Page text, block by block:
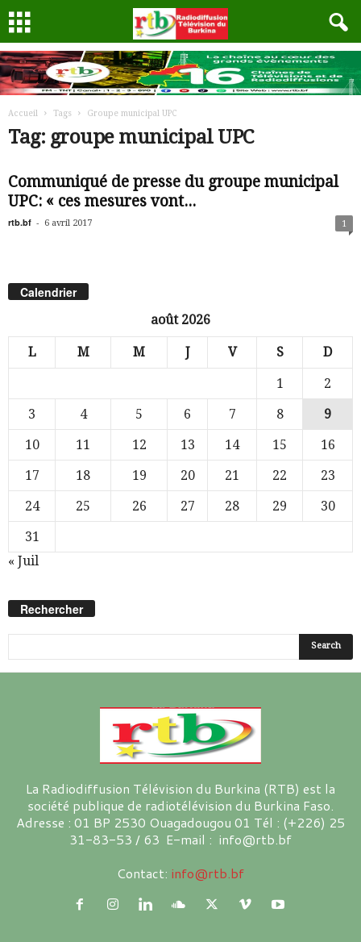
Accueil Tags Groupe municipal UPC
Tag: groupe municipal UPC
Communiqué de presse du groupe municipal
UPC: « ces mesures vont...
rtb.bf - 6 avril 2017 1
Calendrier
août 2026
L M M J V S D
1
2
3
4 5 6 7 8
9
10
11 12 13 14 15
16
17
18 19 20 21 22
23
24
25 26 27 28 29
30
31
« Juil
Rechercher
La Radiodiffusion Télévision du Burkina (RTB) est la
société publique de radiotélévision du Burkina Faso.
Adresse : 01 BP 2530 Ouagadougou 01 Tél : (+226) 25
31-83-53 / 63 E-mail : info@rtb.bf
Contact: info@rtb.bf